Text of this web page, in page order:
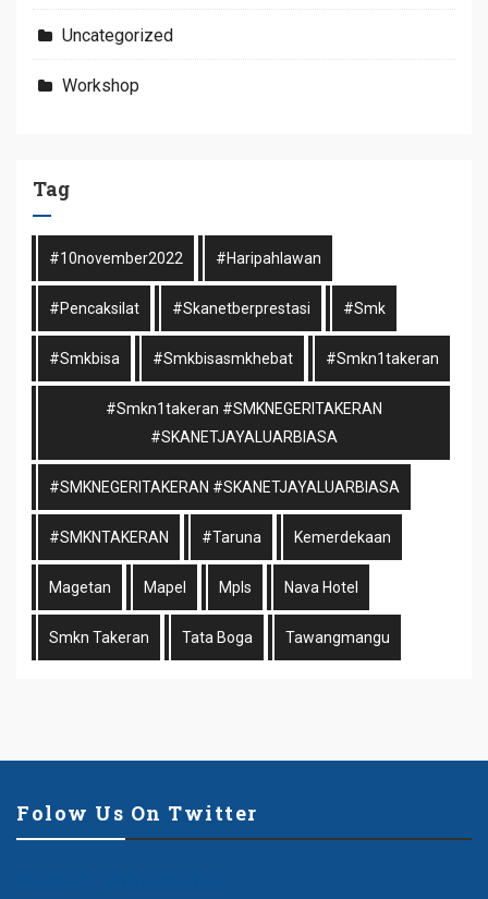
Uncategorized
Workshop
Tag
#10november2022 #haripahlawan
#pencaksilat #skanetberprestasi #smk
#smkbisa #smkbisasmkhebat #smkn1takeran
#smkn1takeran #SMKNEGERITAKERAN
#SKANETJAYALUARBIASA
#SMKNEGERITAKERAN #SKANETJAYALUARBIASA
#SMKNTAKERAN #taruna Kemerdekaan
Magetan Mapel Mpls Nava Hotel
Smkn Takeran Tata Boga Tawangmangu
Folow Us On Twitter